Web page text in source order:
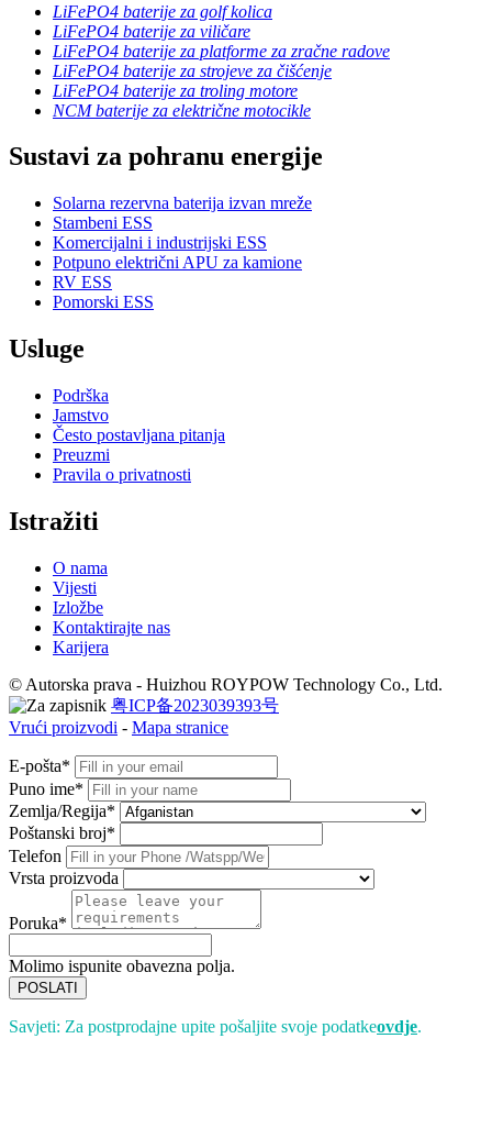
LiFePO4 baterije za golf kolica
LiFePO4 baterije za viličare
LiFePO4 baterije za platforme za zračne radove
LiFePO4 baterije za strojeve za čišćenje
LiFePO4 baterije za troling motore
NCM baterije za električne motocikle
Sustavi za pohranu energije
Solarna rezervna baterija izvan mreže
Stambeni ESS
Komercijalni i industrijski ESS
Potpuno električni APU za kamione
RV ESS
Pomorski ESS
Usluge
Podrška
Jamstvo
Često postavljana pitanja
Preuzmi
Pravila o privatnosti
Istražiti
O nama
Vijesti
Izložbe
Kontaktirajte nas
Karijera
© Autorska prava - Huizhou ROYPOW Technology Co., Ltd.
粤ICP备2023039393号
Vrući proizvodi - Mapa stranice
E-pošta*
Puno ime*
Zemlja/Regija*
Poštanski broj*
Telefon
Vrsta proizvoda
Poruka*
Molimo ispunite obavezna polja.
POSLATI
Savjeti: Za postprodajne upite pošaljite svoje podatkeovdje.